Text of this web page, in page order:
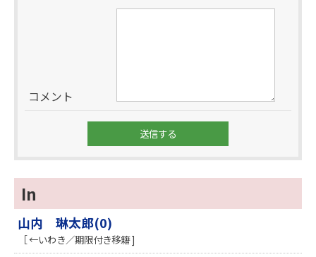
コメント
In
山内 琳太郎(0)
［ ←いわき／期限付き移籍 ]